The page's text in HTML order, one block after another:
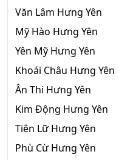
Văn Lâm Hưng Yên
Mỹ Hào Hưng Yên
Yên Mỹ Hưng Yên
Khoái Châu Hưng Yên
Ân Thi Hưng Yên
Kim Động Hưng Yên
Tiên Lữ Hưng Yên
Phù Cừ Hưng Yên